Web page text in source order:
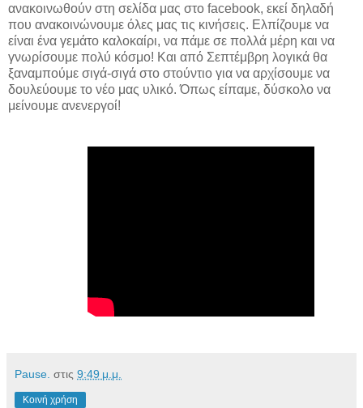
ανακοινωθούν στη σελίδα μας στο facebook, εκεί δηλαδή
που ανακοινώνουμε όλες μας τις κινήσεις. Ελπίζουμε να
είναι ένα γεμάτο καλοκαίρι, να πάμε σε πολλά μέρη και να
γνωρίσουμε πολύ κόσμο! Και από Σεπτέμβρη λογικά θα
ξαναμπούμε σιγά-σιγά στο στούντιο για να αρχίσουμε να
δουλεύουμε το νέο μας υλικό. Όπως είπαμε, δύσκολο να
μείνουμε ανενεργοί!
Pause. στις 9:49 μ.μ.
Κοινή χρήση